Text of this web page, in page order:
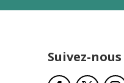
Suivez-nous